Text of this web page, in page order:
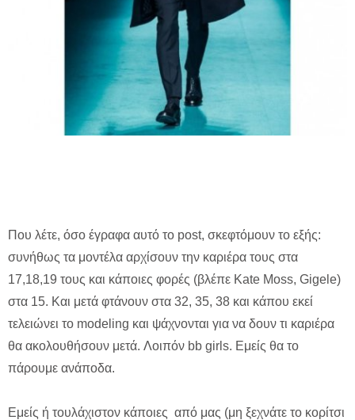
Που λέτε, όσο έγραφα αυτό το post, σκεφτόμουν το εξής:
συνήθως τα μοντέλα αρχίσουν την καριέρα τους στα
17,18,19 τους και κάποιες φορές (βλέπε Kate Moss, Gigele)
στα 15. Και μετά φτάνουν στα 32, 35, 38 και κάπου εκεί
τελειώνει το modeling και ψάχνονται για να δουν τι καριέρα
θα ακολουθήσουν μετά. Λοιπόν bb girls. Εμείς θα το
πάρουμε ανάποδα.
Εμείς ή τουλάχιστον κάποιες από μας (μη ξεχνάτε το κορίτσι